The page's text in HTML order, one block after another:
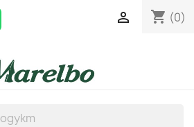
shopping_cart (0)
